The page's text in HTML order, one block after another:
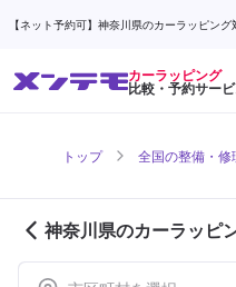
【ネット予約可】神奈川県のカーラッピン
カーラッピング
比較・予約サー
トップ 全国の整備・
神奈川県のカーラッピ
舗紹介 (1ページ目)